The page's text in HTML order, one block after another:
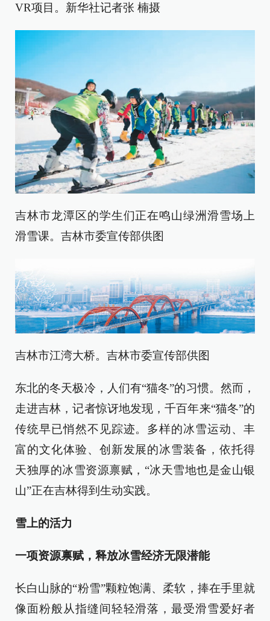
VR项目。新华社记者张 楠摄
吉林市龙潭区的学生们正在鸣山绿洲滑雪场上
滑雪课。吉林市委宣传部供图
吉林市江湾大桥。吉林市委宣传部供图
东北的冬天极冷，人们有“猫冬”的习惯。然而，
走进吉林，记者惊讶地发现，千百年来“猫冬”的
传统早已悄然不见踪迹。多样的冰雪运动、丰
富的文化体验、创新发展的冰雪装备，依托得
天独厚的冰雪资源禀赋，“冰天雪地也是金山银
山”正在吉林得到生动实践。
雪上的活力
一项资源禀赋，释放冰雪经济无限潜能
长白山脉的“粉雪”颗粒饱满、柔软，捧在手里就
像面粉般从指缝间轻轻滑落，最受滑雪爱好者